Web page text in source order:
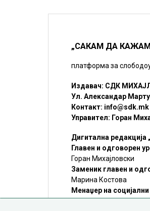
„САКАМ ДА
платформа за
Издавач: СДК
Ул. Александар
Контакт: info@sdk.mk
Управител: Горан
Дигитална
Главен и одговорен
Горан Михајловски
Заменик главен и
Марина Костова
Менаџер на
Мирослав Илиоски